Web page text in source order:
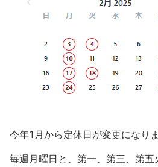
今年1月から定休日が変更になりま
毎週月曜日と、第一、第三、第五